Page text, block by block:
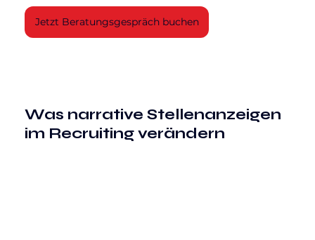
Jetzt Beratungsgespräch buchen
Was narrative Stellenanzeigen
im Recruiting verändern